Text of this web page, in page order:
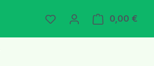
Du hast 0 Produkte auf
0,00 €